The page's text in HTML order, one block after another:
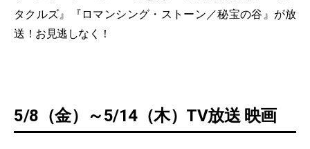
タクルズ』『ロマンシング・ストーン／秘宝の谷』が放
送！お見逃しなく！
5/8（金）～5/14（木）TV放送 映画